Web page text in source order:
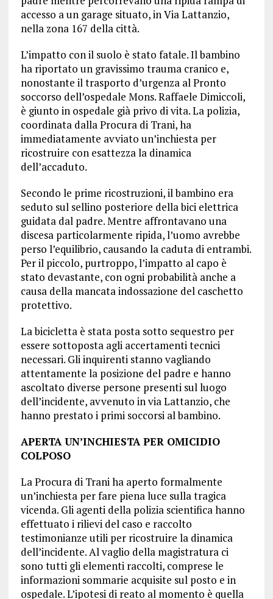
accesso a un garage situato, in Via Lattanzio,
nella zona 167 della città.
L’impatto con il suolo è stato fatale. Il bambino
ha riportato un gravissimo trauma cranico e,
nonostante il trasporto d’urgenza al Pronto
soccorso dell’ospedale Mons. Raffaele Dimiccoli,
è giunto in ospedale già privo di vita. La polizia,
coordinata dalla Procura di Trani, ha
immediatamente avviato un’inchiesta per
ricostruire con esattezza la dinamica
dell’accaduto.
Secondo le prime ricostruzioni, il bambino era
seduto sul sellino posteriore della bici elettrica
guidata dal padre. Mentre affrontavano una
discesa particolarmente ripida, l’uomo avrebbe
perso l’equilibrio, causando la caduta di entrambi.
Per il piccolo, purtroppo, l’impatto al capo è
stato devastante, con ogni probabilità anche a
causa della mancata indossazione del caschetto
protettivo.
La bicicletta è stata posta sotto sequestro per
essere sottoposta agli accertamenti tecnici
necessari. Gli inquirenti stanno vagliando
attentamente la posizione del padre e hanno
ascoltato diverse persone presenti sul luogo
dell’incidente, avvenuto in via Lattanzio, che
hanno prestato i primi soccorsi al bambino.
APERTA UN’INCHIESTA PER OMICIDIO
COLPOSO
La Procura di Trani ha aperto formalmente
un’inchiesta per fare piena luce sulla tragica
vicenda. Gli agenti della polizia scientifica hanno
effettuato i rilievi del caso e raccolto
testimonianze utili per ricostruire la dinamica
dell’incidente. Al vaglio della magistratura ci
sono tutti gli elementi raccolti, comprese le
informazioni sommarie acquisite sul posto e in
ospedale. L’ipotesi di reato al momento è quella